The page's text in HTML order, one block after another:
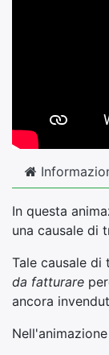
In questa
una causale di
Tale causale
da fatturare
ancora